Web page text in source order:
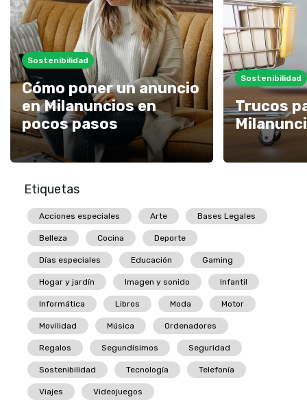
Sostenibilidad
Cómo poner un anuncio
en Milanuncios en
pocos pasos
Sostenibilidad
Trucos
Etiquetas
Acciones especiales Arte Bases Legales
Belleza Cocina Deporte
Días especiales Educación Gaming
Hogar y jardín Imagen y sonido Infantil
Informática Libros Moda Motor
Movilidad Música Ordenadores
Regalos Segundísimos Seguridad
Sostenibilidad Tecnología Telefonía
Viajes Videojuegos